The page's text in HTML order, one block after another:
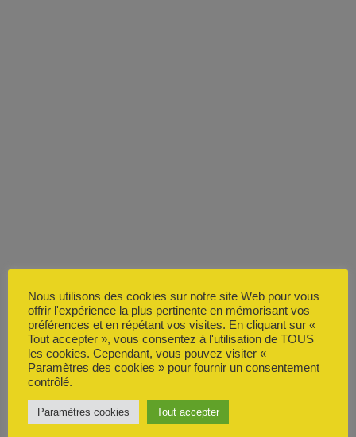
Nous utilisons des cookies sur notre site Web pour vous
offrir l'expérience la plus pertinente en mémorisant vos
préférences et en répétant vos visites. En cliquant sur «
Tout accepter », vous consentez à l'utilisation de TOUS
les cookies. Cependant, vous pouvez visiter «
Paramètres des cookies » pour fournir un consentement
contrôlé.
Paramètres cookies Tout accepter